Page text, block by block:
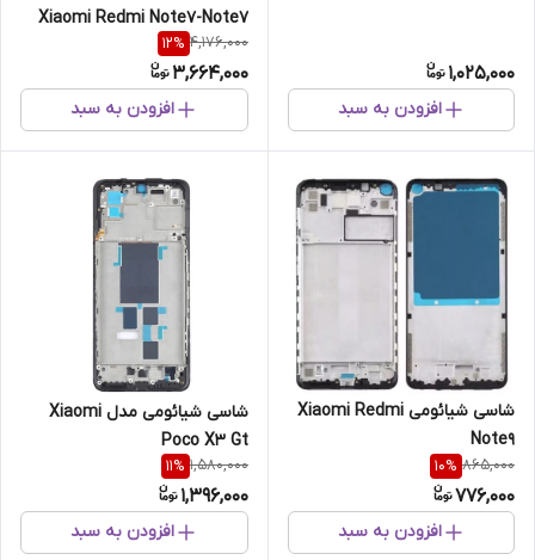
1,025,000
افزودن به سبد
Xiaomi Redmi Note7-Note7
Pro
4,176,000
12%
3,664,000
افزودن به سبد
شاسی شیائومی Xiaomi Redmi
Note9
865,000
10%
776,000
افزودن به سبد
شاسی شیائومی مدل Xiaomi
Poco X3 Gt
1,580,000
11%
1,396,000
افزودن به سبد